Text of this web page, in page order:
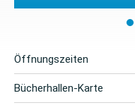
Öffnungszeiten
Bücherhallen-Karte